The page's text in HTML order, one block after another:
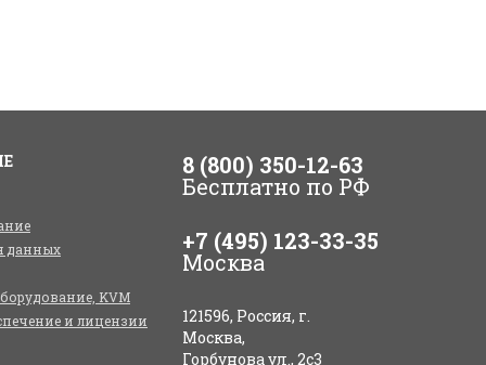
данных
KVM
и лицензии
8 (800) 350-12-63
Бесплатно по РФ
+7 (495) 123-33-35
Москва
121596, Россия, г.
Москва,
Горбунова ул., 2с3